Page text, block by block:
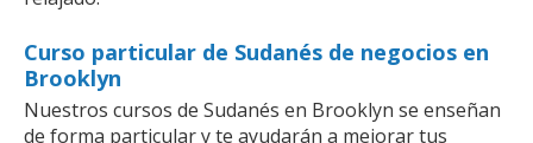
Curso particular de Sudanés de negocios en
Brooklyn
Nuestros cursos de Sudanés en Brooklyn se enseñan
de forma particular y te ayudarán a mejorar tus